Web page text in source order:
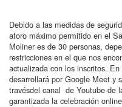
Debido a las medidas de
aforo máximo permitido en el
Moliner es de 30 personas,
restricciones en el que nos
actualizada con los inscritos.
desarrollará por Google Meet y
travésdel canal de Youtube de
garantizada la celebración